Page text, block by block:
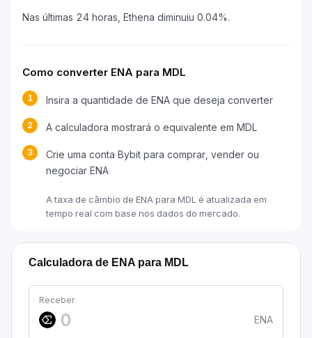
Nas últimas 24 horas, Ethena diminuiu 0.04%.
Como converter ENA para MDL
1 Insira a quantidade de ENA que deseja converter
2 A calculadora mostrará o equivalente em MDL
3
Crie uma conta Bybit para comprar, vender ou
negociar ENA
A taxa de câmbio de ENA para MDL é atualizada em
tempo real com base nos dados do mercado.
Calculadora de ENA para MDL
Receber
ENA